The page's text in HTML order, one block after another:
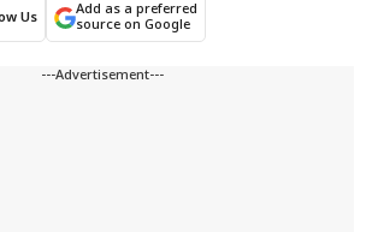
Us
Add as a preferred
source on Google
---Advertisement---